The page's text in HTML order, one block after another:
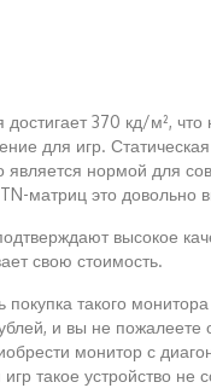
достигает 370 кд/м²,
для игр. Статическая
является нормой для
матриц это довольно
высокое
свою стоимость.
такого
и вы не пожалеете
монитор с
такое устройство не